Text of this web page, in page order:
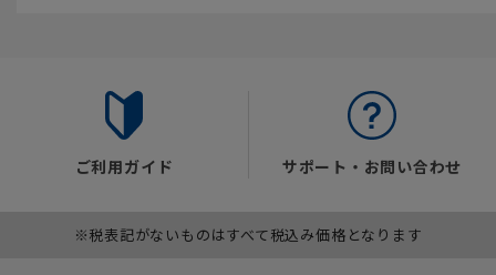
ご利用ガイド サポート・お問い合わせ
※税表記がないものはすべて税込み価格となります